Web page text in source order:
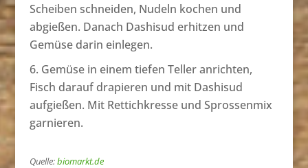
Scheiben schneiden, Nudeln kochen und
abgießen. Danach Dashisud erhitzen und
Gemüse darin einlegen.
Gemüse in einem tiefen Teller anrichten,
Fisch darauf drapieren und mit Dashisud
aufgießen. Mit Rettichkresse und Sprossenmix
garnieren.
Quelle:biomarkt.de